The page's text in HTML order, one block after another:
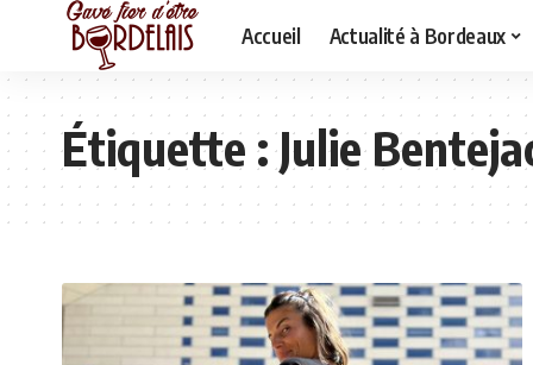
Accueil Actualité à Bordeaux
Étiquette :Julie